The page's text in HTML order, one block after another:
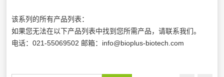
该系列的所有产品列表：
如果您无法在以下产品列表中找到您所需产品，请联系我们。
电话：021-55069502 邮箱：info@bioplus-biotech.com